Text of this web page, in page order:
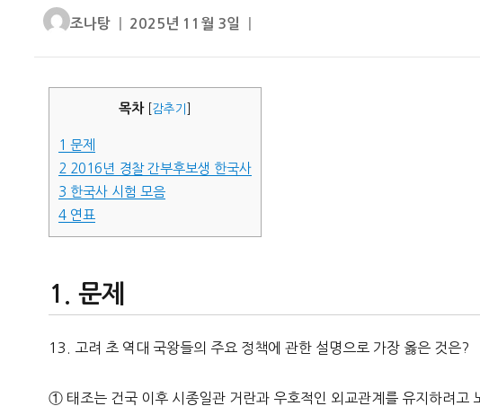
글
조나탕
작
자
2025년 11월 3일
목차 감추기
1 문제
2 2016년 경찰 간부후보생 한국사
3 한국사 시험 모음
4 연표
문제
13. 고려 초 역대 국왕들의 주요 정책에 관한 설명으로 가장 옳은 것은?
① 태조는 건국 이후 시종일관 거란과 우호적인 외교관계를 유지하려고